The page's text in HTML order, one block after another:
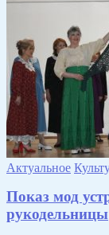
Актуальное
Показ мод
рукодельницы